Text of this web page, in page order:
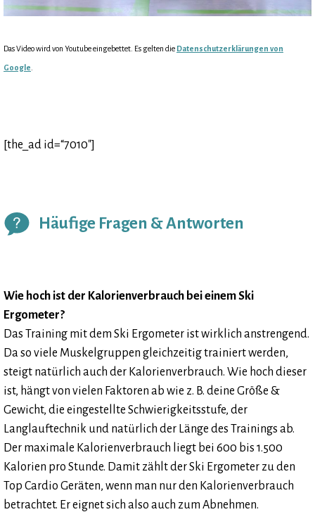
Das Video wird von Youtube eingebettet. Es gelten die Datenschutzerklärungen von
Google
[the_ad id=“7010″]
Häufige Fragen & Antworten
Wie hoch ist der Kalorienverbrauch bei einem Ski
Ergometer?
Das Training mit dem Ski Ergometer ist wirklich anstrengend.
Da so viele Muskelgruppen gleichzeitig trainiert werden,
steigt natürlich auch der Kalorienverbrauch. Wie hoch dieser
ist, hängt von vielen Faktoren ab wie z. B. deine Größe &
Gewicht, die eingestellte Schwierigkeitsstufe, der
Langlauftechnik und natürlich der Länge des Trainings ab.
Der maximale Kalorienverbrauch liegt bei 600 bis 1.500
Kalorien pro Stunde. Damit zählt der Ski Ergometer zu den
Top Cardio Geräten, wenn man nur den Kalorienverbrauch
betrachtet. Er eignet sich also auch zum Abnehmen.